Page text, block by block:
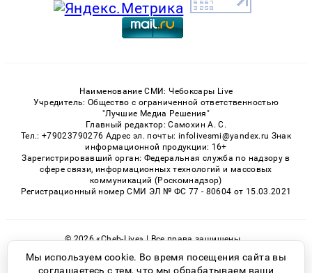
Наименование СМИ: Чебоксары Live
Учредитель: Общество с ограниченной ответственностью
"Лучшие Медиа Решения"
Главный редактор: Самохин А. С.
Тел.: +79023790276 Адрес эл. почты: infolivesmi@yandex.ru Знак
информационной продукции: 16+
Зарегистрировавший орган: Федеральная служба по надзору в
сфере связи, информационных технологий и массовых
коммуникаций (Роскомнадзор)
Регистрационный номер СМИ ЭЛ № ФС 77 - 80604 от 15.03.2021
© 2026 «Cheb-Live» | Все права защищены
Возрастная категория сайта 16+
Мы используем cookie. Во время посещения сайта вы
соглашаетесь с тем, что мы обрабатываем ваши